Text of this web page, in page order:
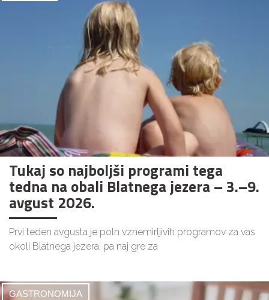
Tukaj so najboljši programi tega
tedna na obali Blatnega jezera – 3.–9.
avgust 2026.
Prvi teden avgusta je poln vznemirljivih programov za vas
okoli Blatnega jezera, pa naj gre za
GASTRONOMIJA